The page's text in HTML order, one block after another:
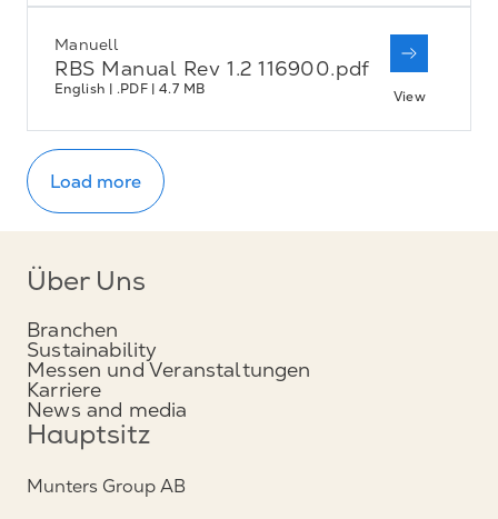
Manuell
RBS Manual Rev 1.2 116900.pdf
English | .PDF | 4.7 MB View
Load more
Über Uns
Branchen
Sustainability
Messen und Veranstaltungen
Karriere
News and media
Hauptsitz
Munters Group AB